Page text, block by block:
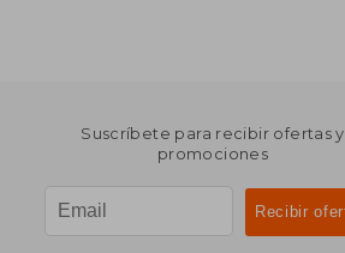
Suscríbete para recibir ofertas y
promociones